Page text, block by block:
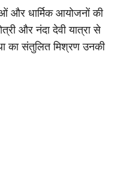
और धार्मिक आयोजनों की
और नंदा देवी यात्रा से
का संतुलित मिश्रण उनकी